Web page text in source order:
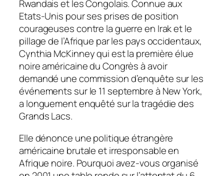
Rwandais et les Congolais. Connue aux
Etats-Unis pour ses prises de position
courageuses contre la guerre en Irak et le
pillage de l’Afrique par les pays occidentaux,
Cynthia McKinney qui est la première élue
noire américaine du Congrès à avoir
demandé une commission d’enquête sur les
événements sur le 11 septembre à New York,
a longuement enquêté sur la tragédie des
Grands Lacs.
Elle dénonce une politique étrangère
américaine brutale et irresponsable en
Afrique noire. Pourquoi avez-vous organisé